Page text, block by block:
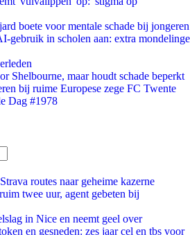
boete voor mentale schade bij jongeren
gebruik in scholen aan: extra mondelinge
Shelbourne, maar houdt schade beperkt
bij ruime Europese zege FC Twente
Dag #1978
routes naar geheime kazerne
twee uur, agent gebeten bij
in Nice en neemt geel over
en gesneden: zes jaar cel en tbs voor